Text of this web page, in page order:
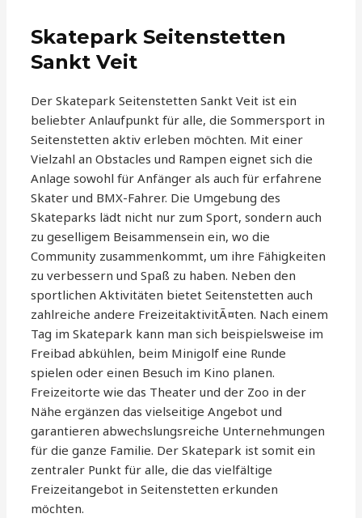
Skatepark Seitenstetten
Sankt Veit
Der Skatepark Seitenstetten Sankt Veit ist ein
beliebter Anlaufpunkt für alle, die Sommersport in
Seitenstetten aktiv erleben möchten. Mit einer
Vielzahl an Obstacles und Rampen eignet sich die
Anlage sowohl für Anfänger als auch für erfahrene
Skater und BMX-Fahrer. Die Umgebung des
Skateparks lädt nicht nur zum Sport, sondern auch
zu geselligem Beisammensein ein, wo die
Community zusammenkommt, um ihre Fähigkeiten
zu verbessern und Spaß zu haben. Neben den
sportlichen Aktivitäten bietet Seitenstetten auch
zahlreiche andere FreizeitaktivitÃ¤ten. Nach einem
Tag im Skatepark kann man sich beispielsweise im
Freibad abkühlen, beim Minigolf eine Runde
spielen oder einen Besuch im Kino planen.
Freizeitorte wie das Theater und der Zoo in der
Nähe ergänzen das vielseitige Angebot und
garantieren abwechslungsreiche Unternehmungen
für die ganze Familie. Der Skatepark ist somit ein
zentraler Punkt für alle, die das vielfältige
Freizeitangebot in Seitenstetten erkunden
möchten.